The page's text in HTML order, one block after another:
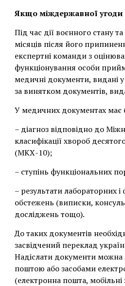
Якщо міждержавної угоди
Під час дії воєнного стану
місяців після його
експертні команди з
функціонування особи
медичні документи, видані
за винятком документів,
У медичних документах має
– діагноз відповідно до
класифікації хвороб
(МКХ-10);
– ступінь функціональних
– результати лабораторних
обстежень (виписки,
досліджень тощо).
До таких документів
засвідчений переклад
Надіслати документи можна
поштою або засобами
(електронна пошта, мобільні